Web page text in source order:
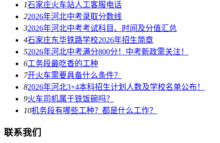
1石家庄火车站人工客服电话
22026年河北中考录取分数线
32026年河北中考考试科目、时间及分值汇总
4石家庄东华铁路学校2026年招生简章
52026年河北中考满分800分！中考新政需关注！
6工务段最吃香的工种
7开火车需要具备什么条件？
82026年河北3+4本科招生计划人数及学校名单公布！
9火车司机属于铁饭碗吗？
10机务段有哪些工种？都是什么工作？
联系我们